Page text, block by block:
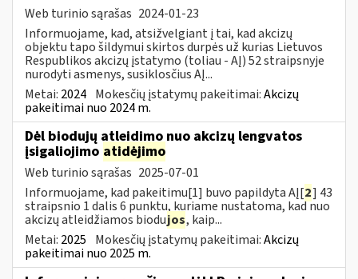
Web turinio sąrašas 2024-01-23
Informuojame, kad, atsižvelgiant į tai, kad akcizų
objektu tapo šildymui skirtos durpės už kurias Lietuvos
Respublikos akcizų įstatymo (toliau - AĮ) 52 straipsnyje
nurodyti asmenys, susiklosčius AĮ...
Metai: 2024 Mokesčių įstatymų pakeitimai:Akcizų
pakeitimai nuo 2024 m.
Dėl biodujų atleidimo nuo akcizų lengvatos
įsigaliojimo atidėjimo
Web turinio sąrašas 2025-07-01
Informuojame, kad pakeitimu[1] buvo papildyta AĮ[2] 43
straipsnio 1 dalis 6 punktu, kuriame nustatoma, kad nuo
akcizų atleidžiamos biodujos, kaip...
Metai: 2025 Mokesčių įstatymų pakeitimai:Akcizų
pakeitimai nuo 2025 m.